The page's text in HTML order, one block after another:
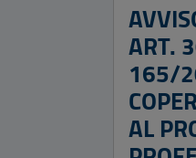
ART.
165/
AL